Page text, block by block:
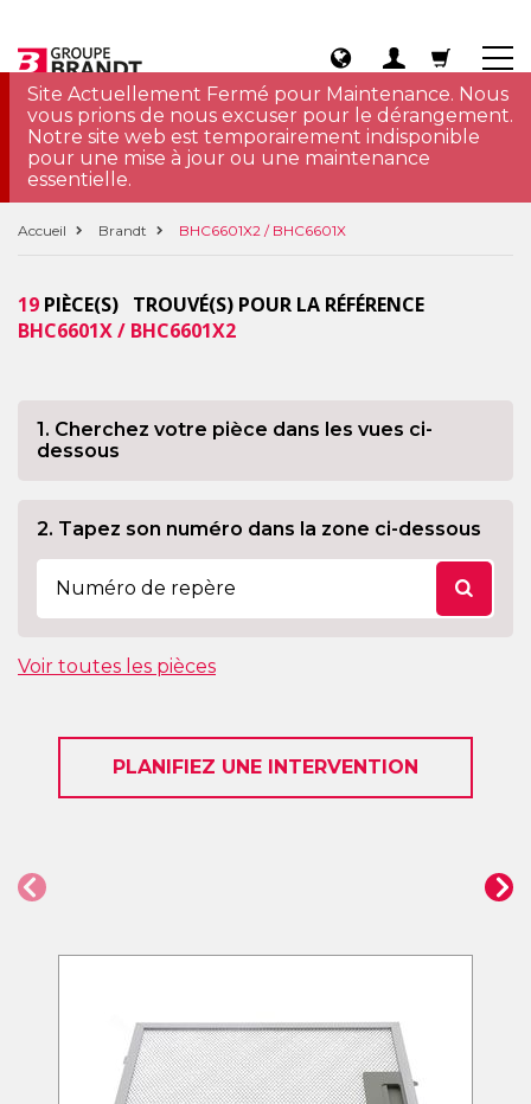
Site Actuellement Fermé pour Maintenance. Nous
vous prions de nous excuser pour le dérangement.
Notre site web est temporairement indisponible
pour une mise à jour ou une maintenance
essentielle.
Accueil Brandt BHC6601X2 / BHC6601X
19 PIÈCE(S) TROUVÉ(S) POUR LA RÉFÉRENCE
BHC6601X / BHC6601X2
1. Cherchez votre pièce dans les vues ci-
dessous
2. Tapez son numéro dans la zone ci-dessous
Voir toutes les pièces
PLANIFIEZ UNE INTERVENTION